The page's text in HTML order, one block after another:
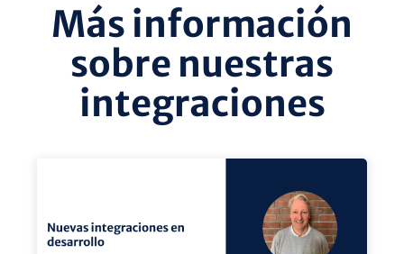
Más información
sobre nuestras
integraciones